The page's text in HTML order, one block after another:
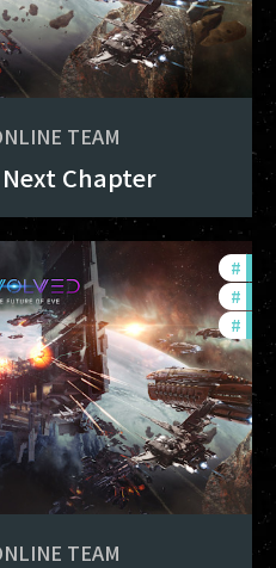
TEAM
Chapter
#
#
#
TEAM